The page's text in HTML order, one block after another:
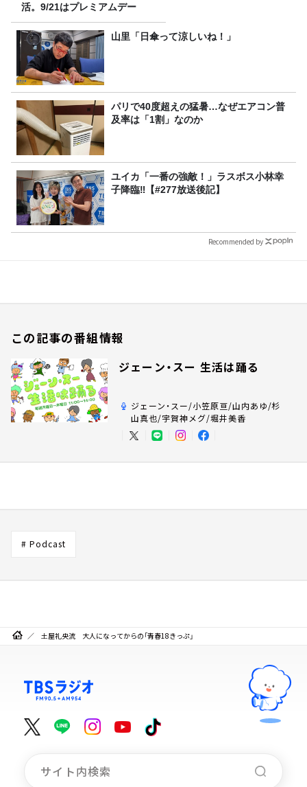
活。9/21はプレミアムデー
山里「日傘って涼しいね！」
パリで40度超えの猛暑…なぜエアコン普
及率は「1割」なのか
ユイカ「一番の強敵！」ラスボス小林幸
子降臨‼【#277放送後記】
Recommended by
この記事の番組情報
ジェーン・スー 生活は踊る
ジェーン・スー/小笠原亘/山内あゆ/杉
山真也/宇賀神メグ/堀井美香
# Podcast
土屋礼央流 大人になってからの「青春18きっぷ」